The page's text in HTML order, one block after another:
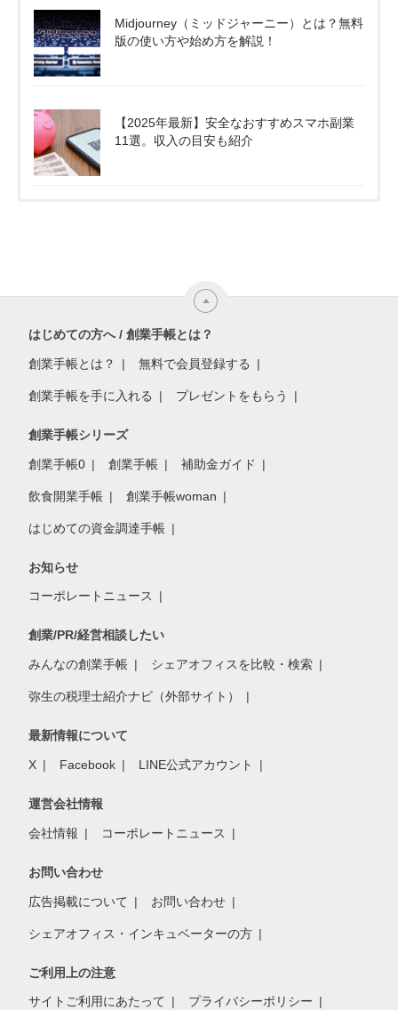
Midjourney（ミッドジャーニー）とは？無料
版の使い方や始め方を解説！
【2025年最新】安全なおすすめスマホ副業
11選。収入の目安も紹介
はじめての方へ / 創業手帳とは？
創業手帳とは？ 無料で会員登録する
創業手帳を手に入れる プレゼントをもらう
創業手帳シリーズ
創業手帳0 創業手帳 補助金ガイド
飲食開業手帳 創業手帳woman
はじめての資金調達手帳
お知らせ
コーポレートニュース
創業/PR/経営相談したい
みんなの創業手帳 シェアオフィスを比較・検索
弥生の税理士紹介ナビ（外部サイト）
最新情報について
X Facebook LINE公式アカウント
運営会社情報
会社情報 コーポレートニュース
お問い合わせ
広告掲載について お問い合わせ
シェアオフィス・インキュベーターの方
ご利用上の注意
サイトご利用にあたって プライバシーポリシー